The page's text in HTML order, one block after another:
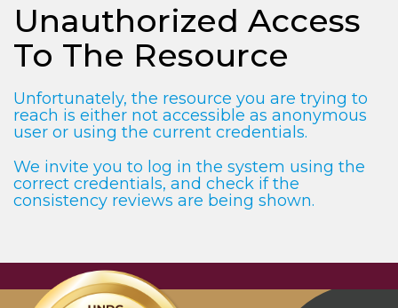
Unauthorized Access
To The Resource
Unfortunately, the resource you are trying to
reach is either not accessible as anonymous
user or using the current credentials.
We invite you to log in the system using the
correct credentials, and check if the
consistency reviews are being shown.